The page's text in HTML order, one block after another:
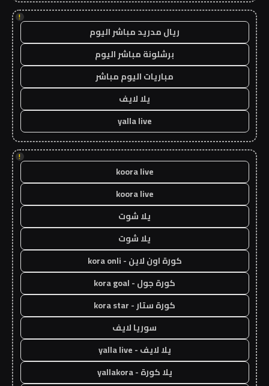
!
ريال مدريد مباشر اليوم
برشلونة مباشر اليوم
مباريات اليوم مباشر
يلا لايف
yalla live
!
koora live
koora live
يلا شوت
يلا شوت
كورة اون لاين - kora onli
كورة جول - kora goal
كورة ستار - kora star
سوريا لايف
يلا لايف - yalla live
يلا كورة - yallakora